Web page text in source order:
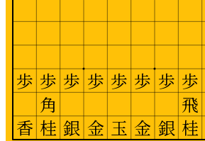
歩
飛
桂
歩
銀
歩
金
歩
玉
歩
金
歩
銀
歩
角
桂
歩
香